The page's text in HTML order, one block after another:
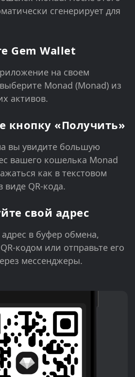
сгенерирует для
Gem Wallet
на своем
Monad (Monad) из
активов.
кнопку «Получить»
вы увидите большую
вашего кошелька Monad
как в текстовом
виде QR-кода.
свой адрес
в буфер обмена,
кодом или отправьте его
мессенджеры.